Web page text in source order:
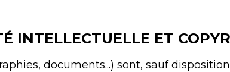
INTELLECTUELLE ET
documents...) sont, sauf